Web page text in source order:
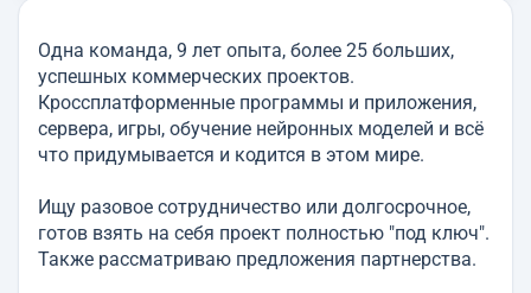
Одна команда, 9 лет опыта, более 25 больших,
успешных коммерческих проектов.
Кроссплатформенные программы и приложения,
сервера, игры, обучение нейронных моделей и всё
что придумывается и кодится в этом мире.
Ищу разовое сотрудничество или долгосрочное,
готов взять на себя проект полностью "под ключ".
Также рассматриваю предложения партнерства.